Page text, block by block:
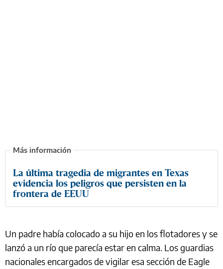
La última tragedia de migrantes en Texas
evidencia los peligros que persisten en la
frontera de EEUU
Un padre había colocado a su hijo en los flotadores y se
lanzó a un río que parecía estar en calma. Los guardias
nacionales encargados de vigilar esa sección de Eagle